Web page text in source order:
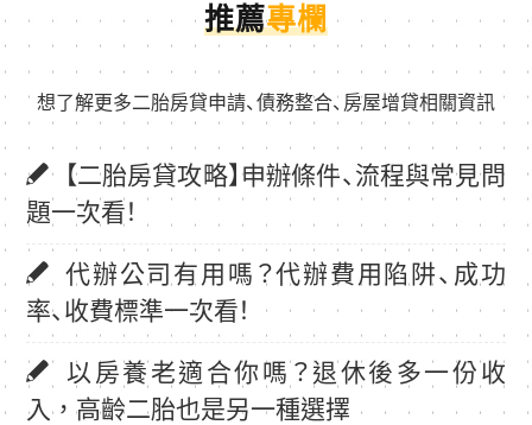
推薦專欄
想了解更多二胎房貸申請、債務整合、房屋增貸相關資訊
【二胎房貸攻略】申辦條件、流程與常見問
題一次看！
代辦公司有用嗎？代辦費用陷阱、成功
率、收費標準一次看！
以房養老適合你嗎？退休後多一份收
入，高齡二胎也是另一種選擇